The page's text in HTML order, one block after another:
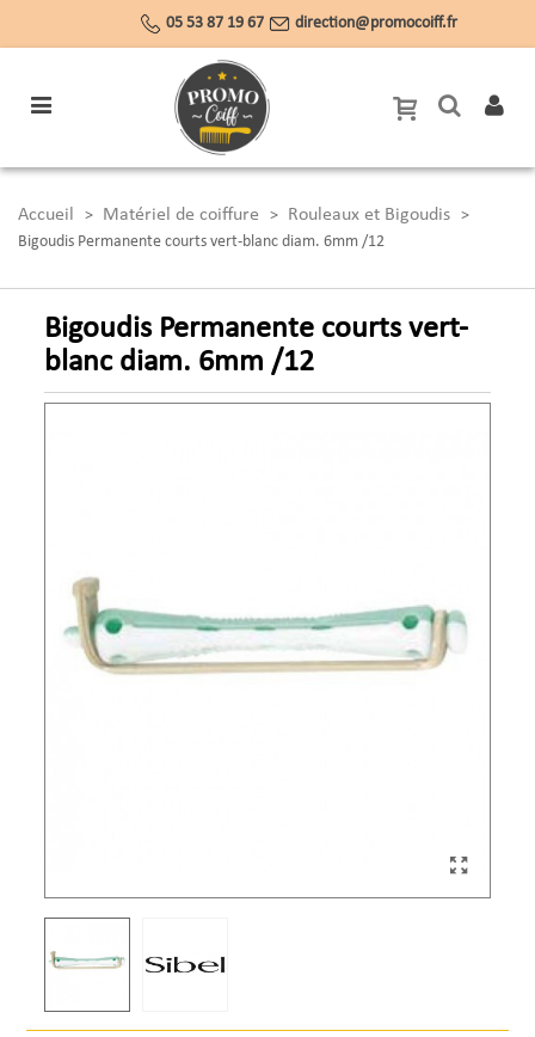
05 53 87 19 67 direction@promocoiff.fr
Accueil > Matériel de coiffure > Rouleaux et Bigoudis >
Bigoudis Permanente courts vert-blanc diam. 6mm /12
Bigoudis Permanente courts vert-
blanc diam. 6mm /12